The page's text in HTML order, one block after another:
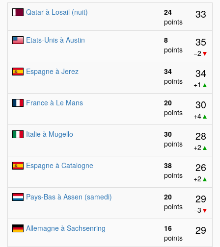
Qatar à Losail (nuit)
24
points
33
Etats-Unis à Austin
8
points
35
−2 ▼
Espagne à Jerez
34
points
34
+1 ▲
France à Le Mans
20
points
30
+4▲
Italie à Mugello
30
points
28
+2 ▲
Espagne à Catalogne
38
points
26
+2 ▲
Pays-Bas à Assen (samedi)
20
points
29
−3 ▼
Allemagne à Sachsenring
16
points
29